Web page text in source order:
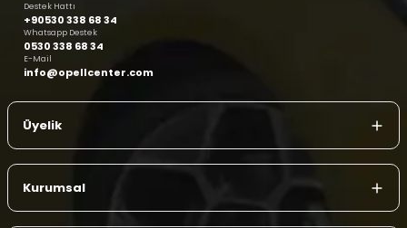
Destek Hattı
+90530 338 68 34
Whatsapp Destek
0530 338 68 34
E-Mail
info@opellcenter.com
Üyelik
Kurumsal